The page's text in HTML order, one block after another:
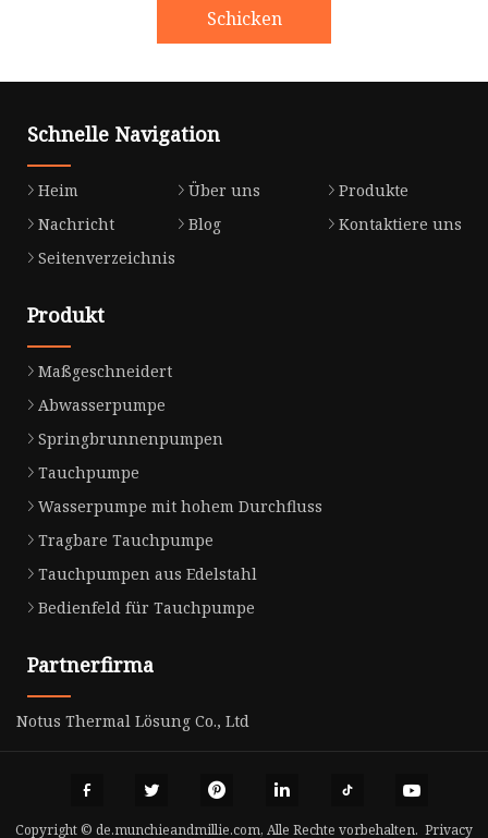
Schicken
Schnelle Navigation
Heim Über uns
Produkte
Nachricht
Blog
Kontaktiere uns
Seitenverzeichnis
Produkt
Maßgeschneidert
Abwasserpumpe
Springbrunnenpumpen
Tauchpumpe
Wasserpumpe mit hohem Durchfluss
Tragbare Tauchpumpe
Tauchpumpen aus Edelstahl
Bedienfeld für Tauchpumpe
Partnerfirma
Notus Thermal Lösung Co., Ltd
Copyright © de.munchieandmillie.com, Alle Rechte vorbehalten. Privacy